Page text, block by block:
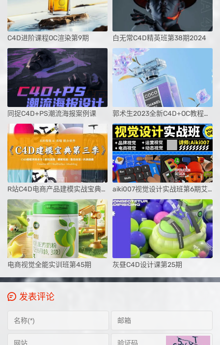
C4D进阶课程OC渲染第9期 白无常C4D精英班第38期2024
同捉C4D+PS潮流海报案例课 郭术生2023全新C4D+OC教程光影质感与美学
R站C4D电商产品建模实战宝典第三季 aiki007视觉设计实战班第6期艾琦
电商视觉全能实训班第45期 灰昼C4D设计课第25期
发表评论